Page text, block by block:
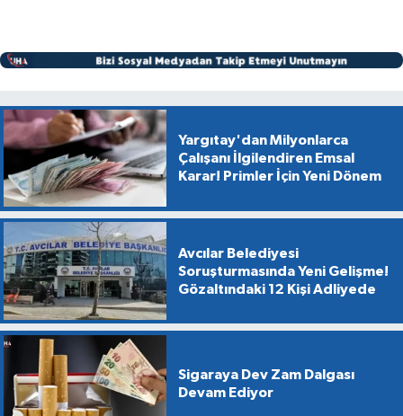
Yargıtay'dan Milyonlarca
Çalışanı İlgilendiren Emsal
Karar! Primler İçin Yeni Dönem
Avcılar Belediyesi
Soruşturmasında Yeni Gelişme!
Gözaltındaki 12 Kişi Adliyede
Sigaraya Dev Zam Dalgası
Devam Ediyor